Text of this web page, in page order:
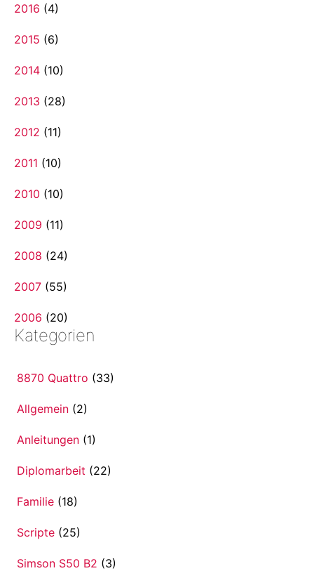
2016 (4)
2015 (6)
2014 (10)
2013 (28)
2012 (11)
2011 (10)
2010 (10)
2009 (11)
2008 (24)
2007 (55)
2006 (20)
Kategorien
8870 Quattro (33)
Allgemein (2)
Anleitungen (1)
Diplomarbeit (22)
Familie (18)
Scripte (25)
Simson S50 B2 (3)